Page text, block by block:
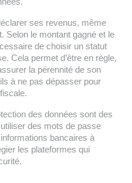
ses revenus, même
Selon le montant gagné et le
de choisir un statut
Cela permet d’être en règle,
la pérennité de son
à ne pas dépasser pour
des données sont des
des mots de passe
bancaires à
les plateformes qui